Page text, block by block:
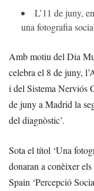
L’11 de juny,
una fotografia
Amb motiu del Dia
celebra el 8 de juny,
i del Sistema Nerviós
de juny a Madrid la
del diagnòstic’.
Sota el títol ‘Una
donaran a conèixer
Spain ‘Percepció